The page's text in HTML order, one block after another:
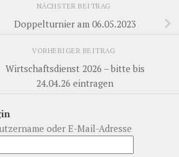
NÄCHSTER BEITRAG
Doppelturnier am 06.05.2023
VORHERIGER BEITRAG
Wirtschaftsdienst 2026 – bitte bis
24.04.26 eintragen
oder E-Mail-Adresse